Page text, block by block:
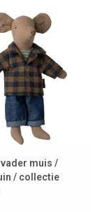
muis /
/ collectie